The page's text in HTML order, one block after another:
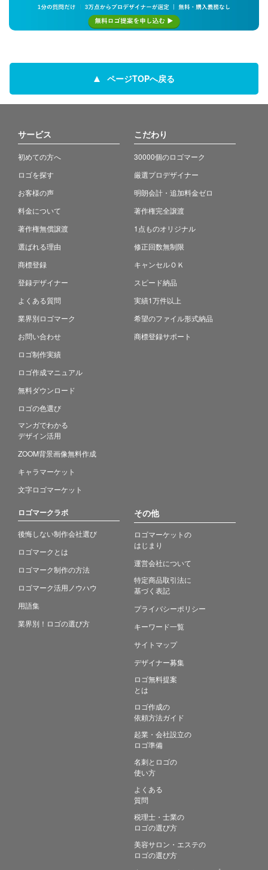
ページTOPへ戻る
サービス
初めての方へ
ロゴを探す
お客様の声
料金について
著作権無償譲渡
選ばれる理由
商標登録
登録デザイナー
よくある質問
業界別ロゴマーク
お問い合わせ
ロゴ制作実績
ロゴ作成マニュアル
無料ダウンロード
ロゴの色選び
マンガでわかる
デザイン活用
ZOOM背景画像無料作成
キャラマーケット
文字ロゴマーケット
こだわり
30000個のロゴマーク
厳選プロデザイナー
明朗会計・追加料金ゼロ
著作権完全譲渡
1点ものオリジナル
修正回数無制限
キャンセルＯＫ
スピード納品
実績1万件以上
希望のファイル形式納品
商標登録サポート
ロゴマークラボ
後悔しない制作会社選び
ロゴマークとは
ロゴマーク制作の方法
ロゴマーク活用ノウハウ
用語集
業界別！ロゴの選び方
その他
ロゴマーケットの
はじまり
運営会社について
特定商品取引法に
基づく表記
プライバシーポリシー
キーワード一覧
サイトマップ
デザイナー募集
ロゴ無料提案
とは
ロゴ作成の
依頼方法ガイド
起業・会社設立の
ロゴ準備
名刺とロゴの
使い方
よくある
質問
税理士・士業の
ロゴの選び方
美容サロン・エステの
ロゴの選び方